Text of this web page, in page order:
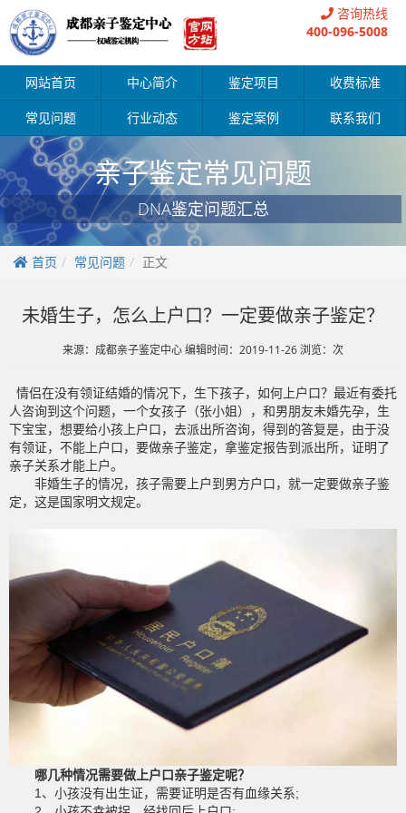
咨询热线
400-096-5008
网站首页 中心简介 鉴定项目 收费标准
常见问题 行业动态 鉴定案例 联系我们
亲子鉴定常见问题
DNA鉴定问题汇总
首页 常见问题 正文
未婚生子，怎么上户口？一定要做亲子鉴定？
来源：成都亲子鉴定中心 编辑时间：2019-11-26 浏览： 次
情侣在没有领证结婚的情况下，生下孩子，如何上户口？ 最近有委托
人咨询到这个问题，一个女孩子（张小姐），和男朋友未婚先孕，生
下宝宝，想要给小孩上户口，去派出所咨询，得到的答复是，由于没
有领证，不能上户口，要做亲子鉴定，拿鉴定报告到派出所，证明了
亲子关系才能上户。
非婚生子的情况，孩子需要上户到男方户口，就一定要做亲子鉴
定，这是国家明文规定。
哪几种情况需要做上户口亲子鉴定呢？
1、小孩没有出生证，需要证明是否有血缘关系;